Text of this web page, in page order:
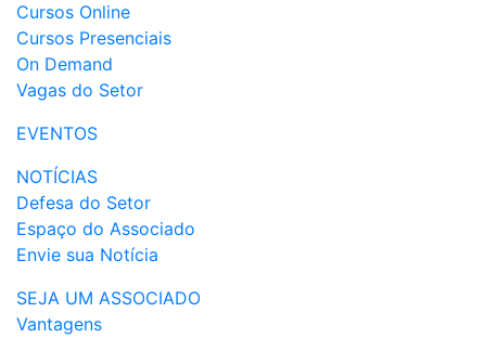
Cursos Online
Cursos Presenciais
On Demand
Vagas do Setor
EVENTOS
NOTÍCIAS
Defesa do Setor
Espaço do Associado
Envie sua Notícia
SEJA UM ASSOCIADO
Vantagens